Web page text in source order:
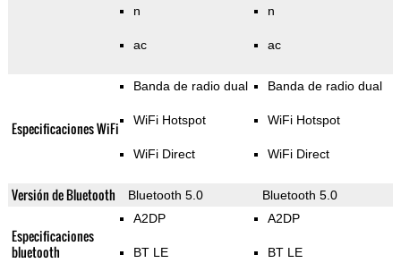
n
ac
n
ac
Especificaciones WiFi
Banda de radio dual
WiFi Hotspot
WiFi Direct
Banda de radio dual
WiFi Hotspot
WiFi Direct
Versión de Bluetooth Bluetooth 5.0 Bluetooth 5.0
Especificaciones
bluetooth
A2DP
BT LE
A2DP
BT LE